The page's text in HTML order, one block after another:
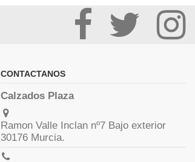
CONTACTANOS
Calzados Plaza
Ramon Valle Inclan nº7 Bajo exterior
30176 Murcia.